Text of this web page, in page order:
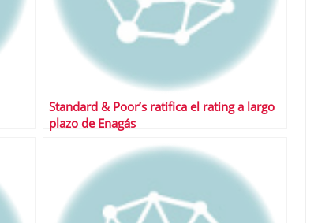
Standard & Poor’s ratifica el rating a largo
plazo de Enagás